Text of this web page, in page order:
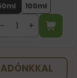
100ml